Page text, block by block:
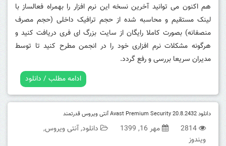
هم اکنون می توانید آخرین نسخه این نرم افزار را بهمراه فعالساز با
لینک مستقیم و محاسبه شده از حجم ترافیک داخلی (حجم مصرف
منصفانه) بصورت کاملا رایگان از سایت بزرگ ای فری دریافت کنید و
هرگونه مشکلات نرم افزاری خود را در انجمن مطرح کنید تا توسط
مدیران سریعا بررسی و رفع گردد.
ادامه مطلب / دانلود
دانلود Avast Premium Security 20.8.2432 آنتی ویروس قدرتمند
2814 مهر 16, 1399 دانلود,آنتی ویروس,
ویندوز